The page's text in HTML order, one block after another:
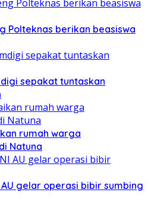
Polteknas berikan beasiswa
sepakat tuntaskan
rumah warga
Natuna
gelar operasi bibir sumbing